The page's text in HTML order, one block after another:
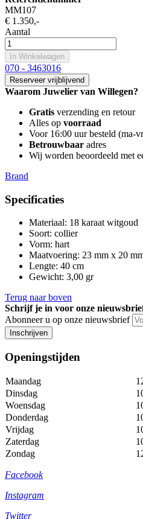
MM107
€ 1.350,-
Aantal
In Winkelwagen
070 - 3463016
Reserveer vrijblijvend
Waarom Juwelier van Willegen?
Gratis verzending en retour
Alles op voorraad
Voor 16:00 uur besteld (ma-
Betrouwbaar adres
Wij worden beoordeeld met
Brand
Specificaties
Materiaal: 18 karaat witgoud
Soort: collier
Vorm: hart
Maatvoering: 23 mm x 20
Lengte: 40 cm
Gewicht: 3,00 gr
Terug naar boven
Schrijf je in voor onze
Abonneer u op onze nieuwsbrief
Inschrijven
Openingstijden
Maandag
Dinsdag
Woensdag
Donderdag
Vrijdag
Zaterdag
Zondag
Facebook
Instagram
Twitter